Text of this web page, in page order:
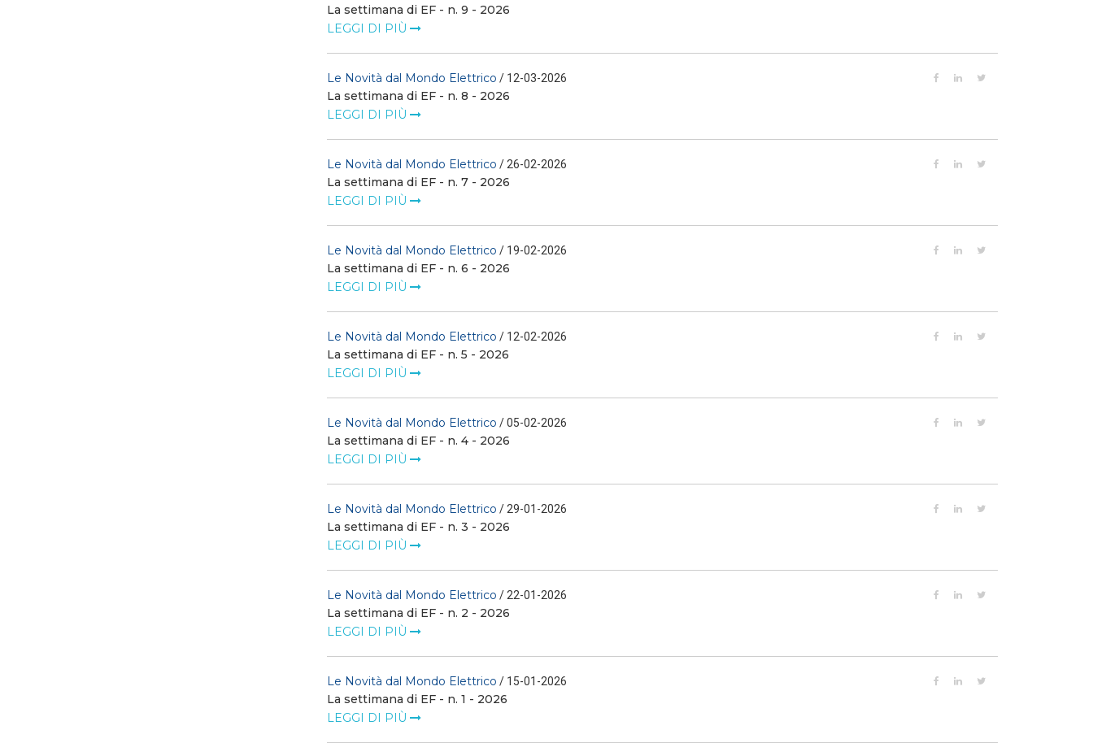
La settimana di EF - n. 9 - 2026
LEGGI DI PIÙ
Le Novità dal Mondo Elettrico / 12-03-2026
La settimana di EF - n. 8 - 2026
LEGGI DI PIÙ
Le Novità dal Mondo Elettrico / 26-02-2026
La settimana di EF - n. 7 - 2026
LEGGI DI PIÙ
Le Novità dal Mondo Elettrico / 19-02-2026
La settimana di EF - n. 6 - 2026
LEGGI DI PIÙ
Le Novità dal Mondo Elettrico / 12-02-2026
La settimana di EF - n. 5 - 2026
LEGGI DI PIÙ
Le Novità dal Mondo Elettrico / 05-02-2026
La settimana di EF - n. 4 - 2026
LEGGI DI PIÙ
Le Novità dal Mondo Elettrico / 29-01-2026
La settimana di EF - n. 3 - 2026
LEGGI DI PIÙ
Le Novità dal Mondo Elettrico / 22-01-2026
La settimana di EF - n. 2 - 2026
LEGGI DI PIÙ
Le Novità dal Mondo Elettrico / 15-01-2026
La settimana di EF - n. 1 - 2026
LEGGI DI PIÙ